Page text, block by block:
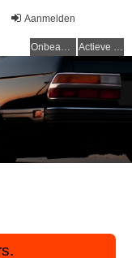
Aanmelden
Onbeantwoorde onderwerpen Actieve onderwerpen